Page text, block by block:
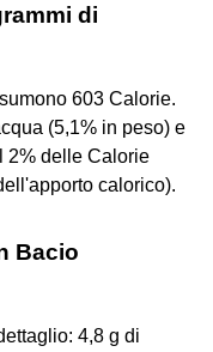
di
603 Calorie.
(5,1% in peso) e
2% delle Calorie
calorico).
Bacio
4,8 g di